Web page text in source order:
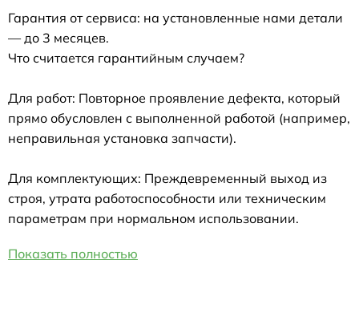
Гарантия от сервиса: на установленные нами детали
— до 3 месяцев.
Что считается гарантийным случаем?
Для работ: Повторное проявление дефекта, который
прямо обусловлен с выполненной работой (например,
неправильная установка запчасти).
Для комплектующих: Преждевременный выход из
строя, утрата работоспособности или техническим
параметрам при нормальном использовании.
Показать полностью